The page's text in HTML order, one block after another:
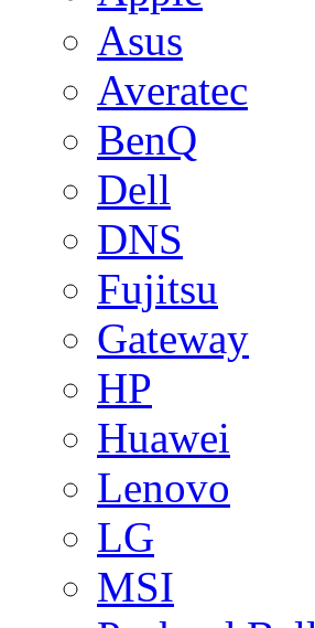
Asus
Averatec
BenQ
Dell
DNS
Fujitsu
Gateway
HP
Huawei
Lenovo
LG
MSI